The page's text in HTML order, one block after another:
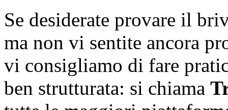
Se desiderate provare il
ma non vi sentite ancora
vi consigliamo di fare
ben strutturata: si chiama